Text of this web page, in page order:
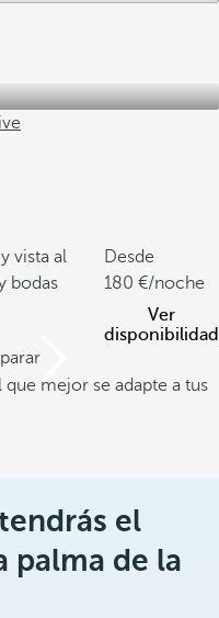
vista al
bodas
Desde
180
/noche
Ver
disponibilidad
mejor se adapte a tus
el
palma de la